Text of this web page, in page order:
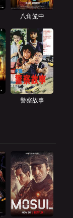
八角笼中
警察故事